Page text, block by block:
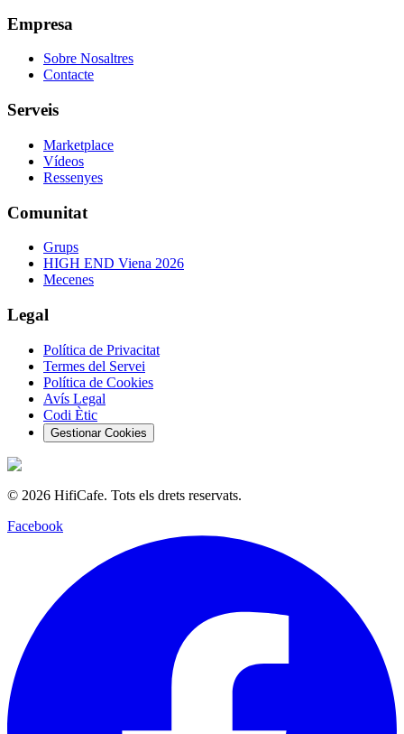
Empresa
Sobre Nosaltres
Contacte
Serveis
Marketplace
Vídeos
Ressenyes
Comunitat
Grups
HIGH END Viena 2026
Mecenes
Legal
Política de Privacitat
Termes del Servei
Política de Cookies
Avís Legal
Codi Ètic
Gestionar Cookies
© 2026 HifiCafe. Tots els drets reservats.
Facebook